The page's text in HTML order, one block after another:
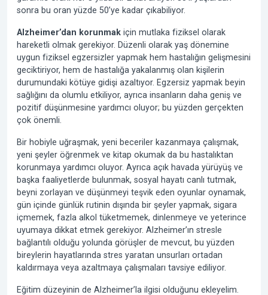
sonra bu oran yüzde 50’ye kadar çıkabiliyor.
Alzheimer’dan korunmak için mutlaka fiziksel olarak
hareketli olmak gerekiyor. Düzenli olarak yaş dönemine
uygun fiziksel egzersizler yapmak hem hastalığın gelişmesini
geciktiriyor, hem de hastalığa yakalanmış olan kişilerin
durumundaki kötüye gidişi azaltıyor. Egzersiz yapmak beyin
sağlığını da olumlu etkiliyor, ayrıca insanların daha geniş ve
pozitif düşünmesine yardımcı oluyor; bu yüzden gerçekten
çok önemli.
Bir hobiyle uğraşmak, yeni beceriler kazanmaya çalışmak,
yeni şeyler öğrenmek ve kitap okumak da bu hastalıktan
korunmaya yardımcı oluyor. Ayrıca açık havada yürüyüş ve
başka faaliyetlerde bulunmak, sosyal hayatı canlı tutmak,
beyni zorlayan ve düşünmeyi teşvik eden oyunlar oynamak,
gün içinde günlük rutinin dışında bir şeyler yapmak, sigara
içmemek, fazla alkol tüketmemek, dinlenmeye ve yeterince
uyumaya dikkat etmek gerekiyor. Alzheimer’ın stresle
bağlantılı olduğu yolunda görüşler de mevcut, bu yüzden
bireylerin hayatlarında stres yaratan unsurları ortadan
kaldırmaya veya azaltmaya çalışmaları tavsiye ediliyor.
Eğitim düzeyinin de Alzheimer’la ilgisi olduğunu ekleyelim.